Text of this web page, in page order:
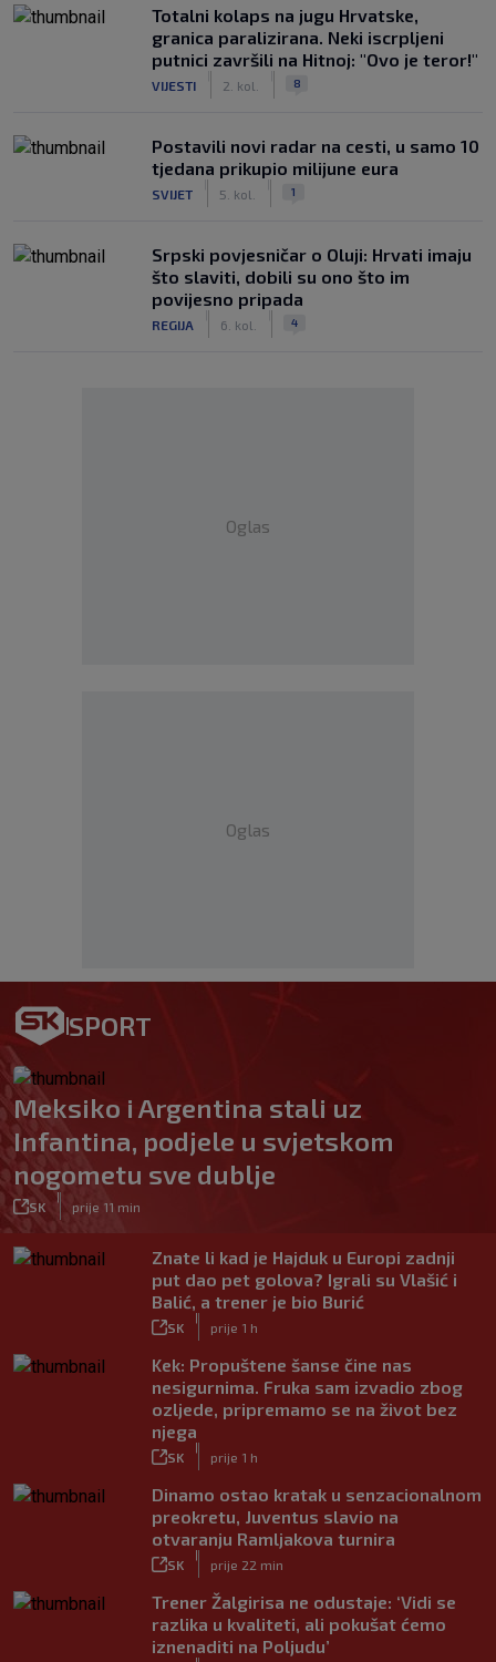
Totalni kolaps na jugu Hrvatske,
granica paralizirana. Neki iscrpljeni
putnici završili na Hitnoj: "Ovo je teror!"
VIJESTI 2. kol. 8
Postavili novi radar na cesti, u samo 10
tjedana prikupio milijune eura
SVIJET 5. kol. 1
Srpski povjesničar o Oluji: Hrvati imaju
što slaviti, dobili su ono što im
povijesno pripada
REGIJA 6. kol. 4
Oglas
Oglas
SPORT
Meksiko i Argentina stali uz
Infantina, podjele u svjetskom
nogometu sve dublje
SK prije 11 min
Znate li kad je Hajduk u Europi zadnji
put dao pet golova? Igrali su Vlašić i
Balić, a trener je bio Burić
SK prije 1 h
Kek: Propuštene šanse čine nas
nesigurnima. Fruka sam izvadio zbog
ozljede, pripremamo se na život bez
njega
SK prije 1 h
Dinamo ostao kratak u senzacionalnom
preokretu, Juventus slavio na
otvaranju Ramljakova turnira
SK prije 22 min
Trener Žalgirisa ne odustaje: ‘Vidi se
razlika u kvaliteti, ali pokušat ćemo
iznenaditi na Poljudu’